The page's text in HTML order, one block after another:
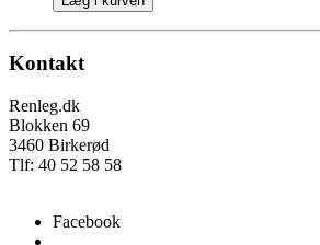
Kontakt
Renleg.dk
Blokken 69
3460 Birkerød
Tlf: 40 52 58 58
Facebook